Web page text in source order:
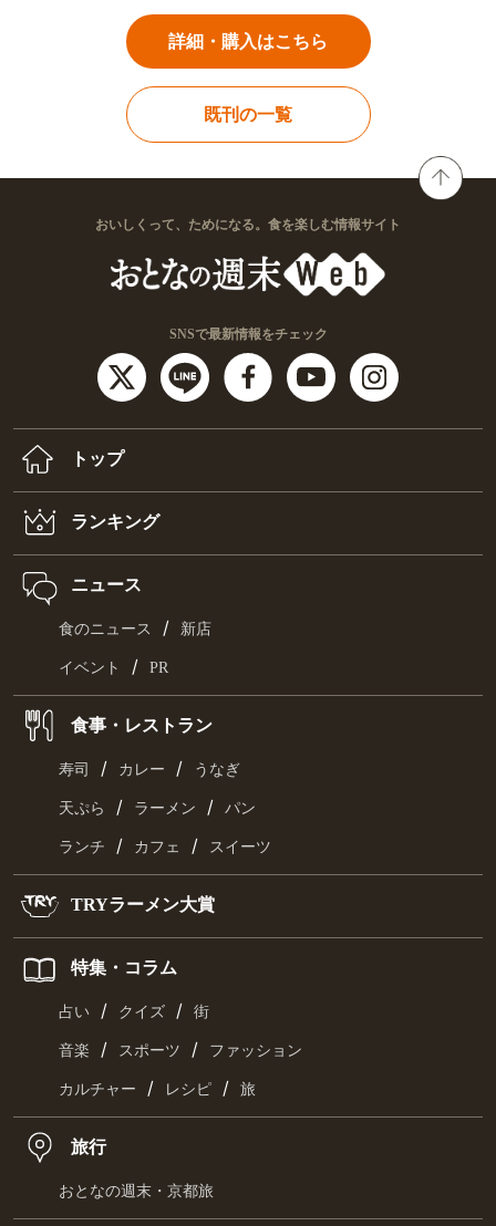
詳細・購入はこちら
既刊の一覧
おいしくって、ためになる。食を楽しむ情報サイト
SNSで最新情報をチェック
トップ
ランキング
ニュース
食のニュース / 新店
イベント / PR
食事・レストラン
寿司 / カレー / うなぎ
天ぷら / ラーメン / パン
ランチ / カフェ / スイーツ
TRYラーメン大賞
特集・コラム
占い / クイズ / 街
音楽 / スポーツ / ファッション
カルチャー / レシピ / 旅
旅行
おとなの週末・京都旅